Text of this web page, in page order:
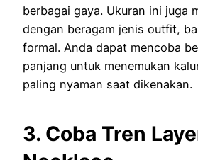
berbagai gaya. Ukuran ini juga
dengan beragam jenis outfit,
formal. Anda dapat mencoba
panjang untuk menemukan
paling nyaman saat dikenakan.
3. Coba Tren